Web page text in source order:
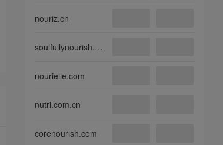
nouriz.cn
soulfullynourish.com
nourielle.com
nutri.com.cn
corenourish.com